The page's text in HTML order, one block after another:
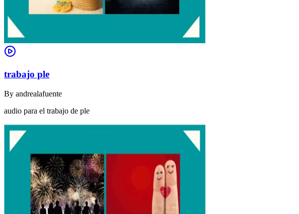
trabajo ple
By andrealafuente
audio para el trabajo de ple